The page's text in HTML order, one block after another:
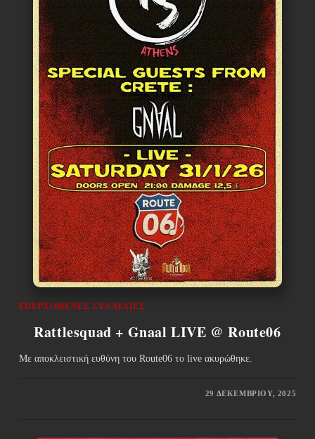
ΕΠΕΡΧΌΜΕΝΕΣ ΣΥΝΑΥΛΊΕΣ
Rattlesquad + Gnaal LIVE @ Route06
Με αποκλειστική ευθύνη του Route06 το live ακυρώθηκε.
29 ΔΕΚΕΜΒΡΊΟΥ, 2025